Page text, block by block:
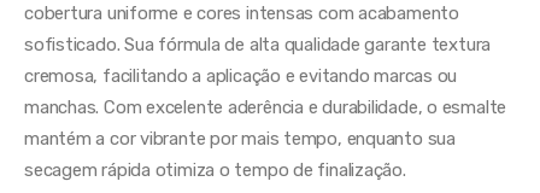
cobertura uniforme e cores intensas com acabamento
sofisticado. Sua fórmula de alta qualidade garante textura
cremosa, facilitando a aplicação e evitando marcas ou
manchas. Com excelente aderência e durabilidade, o esmalte
mantém a cor vibrante por mais tempo, enquanto sua
secagem rápida otimiza o tempo de finalização.